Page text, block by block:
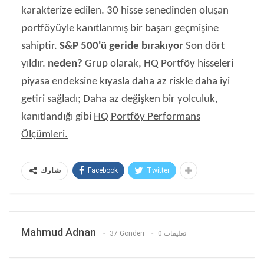
karakterize edilen. 30 hisse senedinden oluşan
portföyüyle kanıtlanmış bir başarı geçmişine
sahiptir. S&P 500'ü geride bırakıyor Son dört
yıldır. neden? Grup olarak, HQ Portföy hisseleri
piyasa endeksine kıyasla daha az riskle daha iyi
getiri sağladı; Daha az değişken bir yolculuk,
kanıtlandığı gibi HQ Portföy Performans
Ölçümleri.
شارك Facebook Twitter
Mahmud Adnan 37 Gönderi 0 تعليقات